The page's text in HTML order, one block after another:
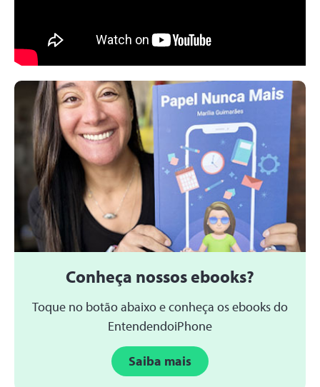
Conheça nossos ebooks?
Toque no botão abaixo e conheça os ebooks do
EntendendoiPhone
Saiba mais